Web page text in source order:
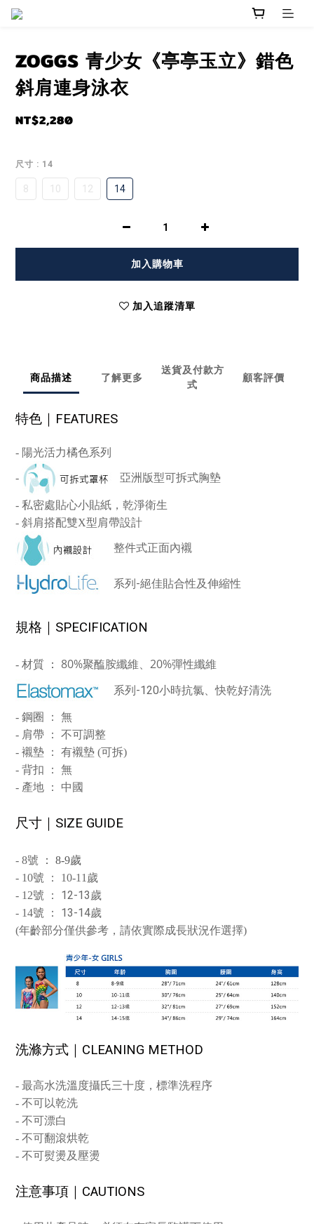
ZOGGS 青少女《亭亭玉立》錯色
斜肩連身泳衣
NT$2,280
尺寸 : 14
8 10 12 14
加入購物車
加入追蹤清單
商品描述 了解更多
送貨及付款方
式
顧客評價
特色｜ FEATURES
- 陽光活力橘色系列
- 亞洲版型可拆式胸墊
- 私密處貼心小貼紙，乾淨衛生
- 斜肩搭配雙X型肩帶設計
整件式正面內襯
系列-絕佳貼合性及伸縮性
規格｜ SPECIFICATION
- 材質 ： 80%聚醢胺纖維、 20%彈性纖維
系列-120小時抗氯、快乾好清洗
- 鋼圈
： 無
- 肩帶 ： 不可調整
- 襯墊 ： 有襯墊 (可拆)
- 背扣 ： 無
- 產地 ： 中國
尺寸｜ SIZE GUIDE
- 8號 ： 8-9歲
- 10號 ： 10-11歲
- 12號
： 12-13歲
- 14號 ： 13-14歲
(年齡部分僅供參考，請依實際成長狀況作選擇)
洗滌方式｜CLEANING METHOD
- 最高水洗溫度攝氏三十度，標準洗程序
- 不可以乾洗
- 不可漂白
- 不可翻滾烘乾
- 不可熨燙及壓燙
注意事項｜ CAUTIONS